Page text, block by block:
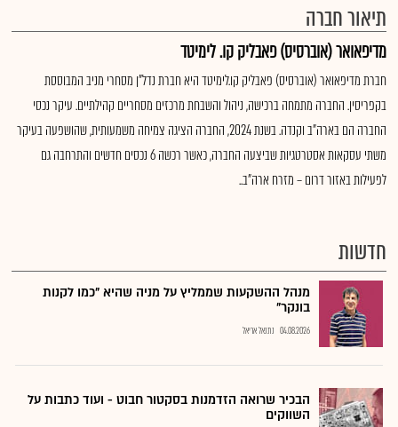
תיאור חברה
מדיפאואר (אוברסיס) פאבליק קו. לימיטד
חברת מדיפאואר (אוברסיס) פאבליק קו.לימיטד היא חברת נדל"ן מסחרי מניב המבוססת
בקפריסין. החברה מתמחה ברכישה, ניהול והשבחת מרכזים מסחריים קהילתיים. עיקר נכסי
החברה הם בארה"ב וקנדה. בשנת 2024, החברה הציגה צמיחה משמעותית, שהושפעה בעיקר
משתי עסקאות אסטרטגיות שביצעה החברה, כאשר רכשה 6 נכסים חדשים והתרחבה גם
לפעילות באזור דרום – מזרח ארה"ב..
חדשות
מנהל ההשקעות שממליץ על מניה שהיא "כמו לקנות
בונקר"
04.08.2026 נתנאל אריאל
הבכיר שרואה הזדמנות בסקטור חבוט - ועוד כתבות על
השווקים